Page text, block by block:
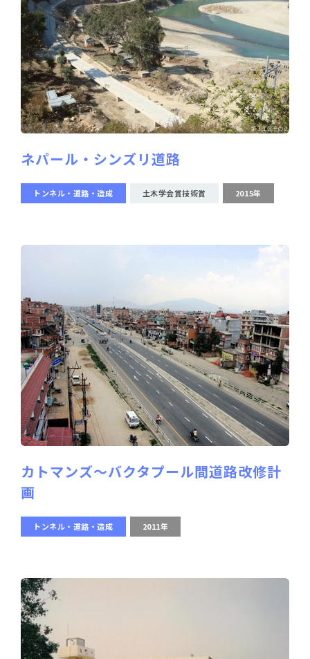
ネパール・シンズリ道路
トンネル・道路・造成 土木学会賞技術賞 2015年
カトマンズ～バクタプール間道路改修計
画
トンネル・道路・造成 2011年